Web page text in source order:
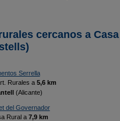
cercanos a
Serrella
Rurales a 5,6 km
(Alicante)
del Governador
Rural a 7,9 km